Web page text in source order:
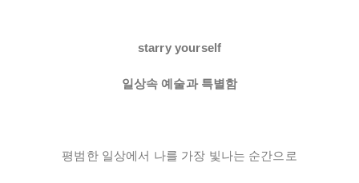
starry yourself
일상속 예술과 특별함
평범한 일상에서 나를 가장 빛나는 순간으로